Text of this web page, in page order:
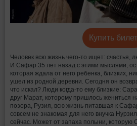
Купить билет
Человек всю жизнь чего-то ищет: счастья,
И Сафар 35 лет назад с этими мыслями,
которая ждала от него ребенка, близких,
ушел из родной деревни. Сегодня он
что искал? Люди когда-то ему близкие:
друг Марат, которому пришлось жениться
позора, Рузия, всю жизнь питавшая к
совсем не знакомая для него внучка
сейчас. Может от запаха полыни, которую